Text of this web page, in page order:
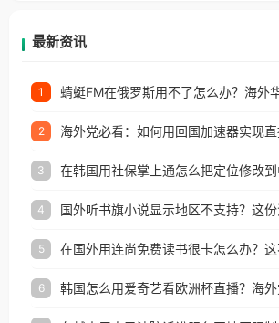
最新资讯
1
2
3 在韩国用社保掌上通怎么把定位修改到
4
5
6